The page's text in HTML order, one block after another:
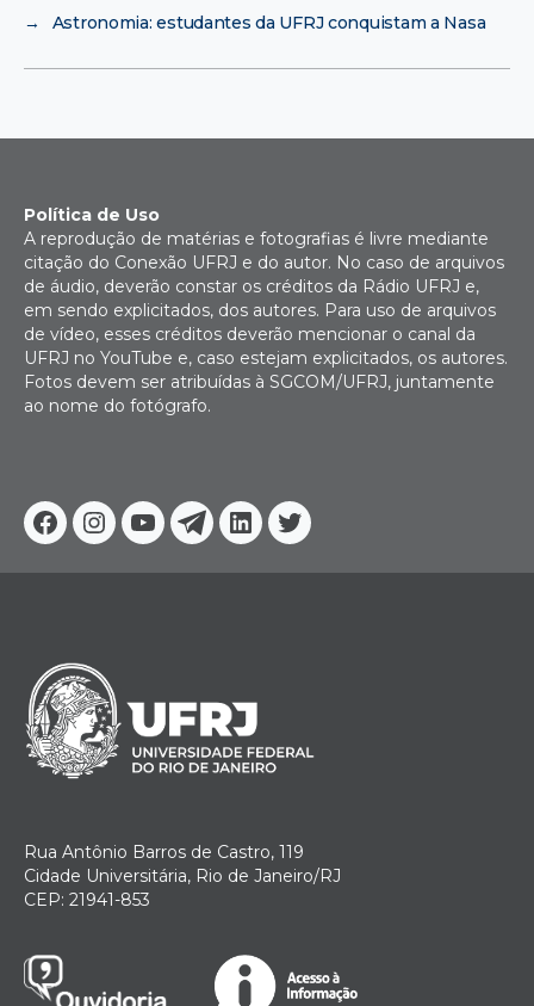
→
Astronomia: estudantes da UFRJ conquistam a Nasa
Facebook
Instagram
YoutubeTelegram
Linkedin
Twitter
Política de Uso
A reprodução de matérias e fotografias é livre mediante
citação do Conexão UFRJ e do autor. No caso de arquivos
de áudio, deverão constar os créditos da Rádio UFRJ e,
em sendo explicitados, dos autores. Para uso de arquivos
de vídeo, esses créditos deverão mencionar o canal da
UFRJ no YouTube e, caso estejam explicitados, os autores.
Fotos devem ser atribuídas à SGCOM/UFRJ, juntamente
ao nome do fotógrafo.
Rua Antônio Barros de Castro, 119
Cidade Universitária, Rio de Janeiro/RJ
CEP: 21941-853